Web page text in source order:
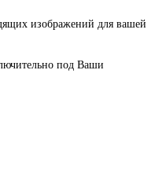
изображений для вашей
под Ваши